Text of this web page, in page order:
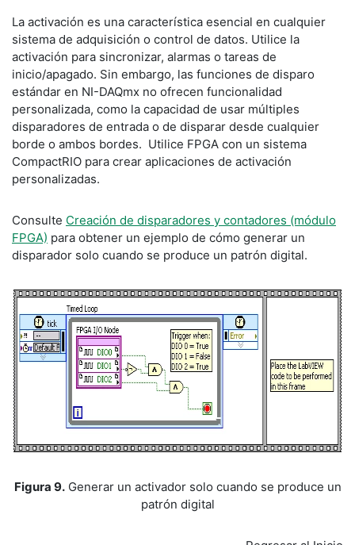
La activación es una característica esencial en cualquier
sistema de adquisición o control de datos. Utilice la
activación para sincronizar, alarmas o tareas de
inicio/apagado. Sin embargo, las funciones de disparo
estándar en NI-DAQmx no ofrecen funcionalidad
personalizada, como la capacidad de usar múltiples
disparadores de entrada o de disparar desde cualquier
borde o ambos bordes. Utilice FPGA con un sistema
CompactRIO para crear aplicaciones de activación
personalizadas.
Consulte Creación de disparadores y contadores (módulo
FPGA) para obtener un ejemplo de cómo generar un
disparador solo cuando se produce un patrón digital.
Figura 9.Generar un activador solo cuando se produce un
patrón digital